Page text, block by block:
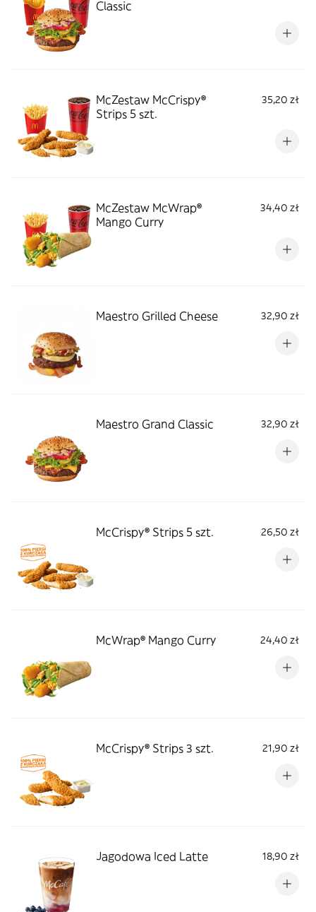
Classic
McZestaw McCrispy®
Strips 5 szt.
35,20 zł
McZestaw McWrap®
Mango Curry
34,40 zł
Maestro Grilled Cheese 32,90 zł
Maestro Grand Classic 32,90 zł
McCrispy® Strips 5 szt. 26,50 zł
McWrap® Mango Curry 24,40 zł
McCrispy® Strips 3 szt. 21,90 zł
Jagodowa Iced Latte 18,90 zł